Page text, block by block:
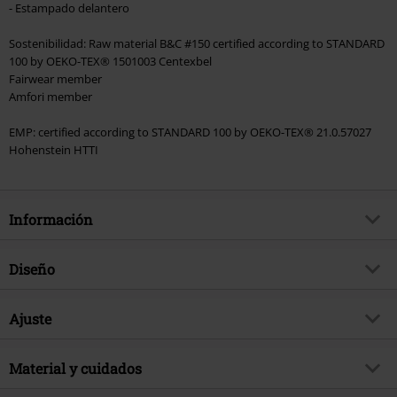
- Estampado delantero
Sostenibilidad: Raw material B&C #150 certified according to STANDARD
100 by OEKO-TEX® 1501003 Centexbel
Fairwear member
Amfori member
EMP: certified according to STANDARD 100 by OEKO-TEX® 21.0.57027
Hohenstein HTTI
Información
Artículo no.
tema producto
Fan merch, Videojuegos, Ubisoft
Licencias de entretenimiento
Diseño
Tipo de producto
Estampada
Ajuste
Forma/Tops
Material y cuidados